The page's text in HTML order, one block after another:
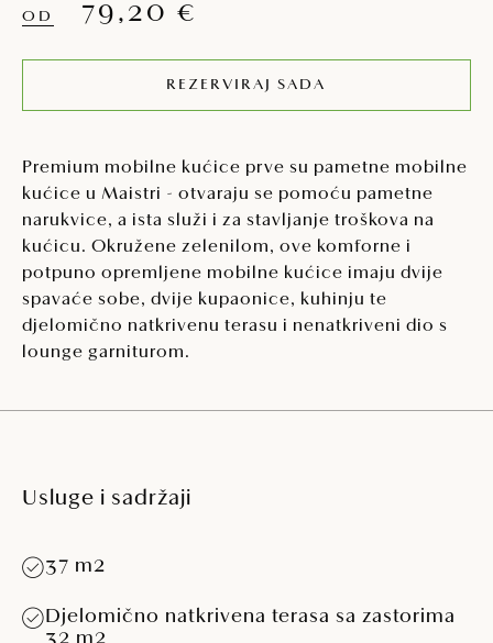
OD 79,20 €
REZERVIRAJ SADA
Premium mobilne kućice prve su pametne mobilne
kućice u Maistri - otvaraju se pomoću pametne
narukvice, a ista služi i za stavljanje troškova na
kućicu. Okružene zelenilom, ove komforne i
potpuno opremljene mobilne kućice imaju dvije
spavaće sobe, dvije kupaonice, kuhinju te
djelomično natkrivenu terasu i nenatkriveni dio s
lounge garniturom.
Usluge i sadržaji
37 m2
Djelomično natkrivena terasa sa zastorima